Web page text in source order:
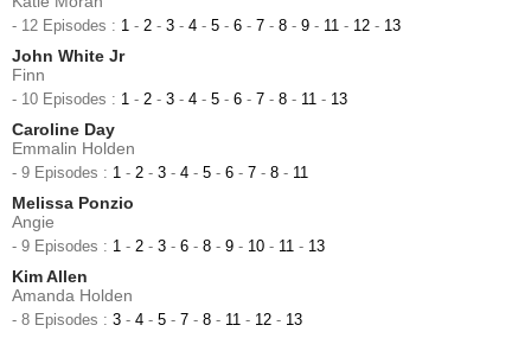
- 12 Episodes : 1 - 2 - 3 - 4 - 5 - 6 - 7 - 8 - 9 - 11 - 12 - 13
John White Jr
Finn
- 10 Episodes : 1 - 2 - 3 - 4 - 5 - 6 - 7 - 8 - 11 - 13
Caroline Day
Emmalin Holden
- 9 Episodes : 1 - 2 - 3 - 4 - 5 - 6 - 7 - 8 - 11
Melissa Ponzio
Angie
- 9 Episodes : 1 - 2 - 3 - 6 - 8 - 9 - 10 - 11 - 13
Kim Allen
Amanda Holden
- 8 Episodes : 3 - 4 - 5 - 7 - 8 - 11 - 12 - 13